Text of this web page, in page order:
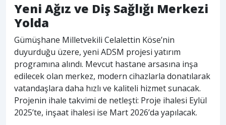
Yeni Ağız ve Diş Sağlığı Merkezi
Yolda
Gümüşhane Milletvekili Celalettin Köse’nin
duyurduğu üzere, yeni ADSM projesi yatırım
programına alındı. Mevcut hastane arsasına inşa
edilecek olan merkez, modern cihazlarla donatılarak
vatandaşlara daha hızlı ve kaliteli hizmet sunacak.
Projenin ihale takvimi de netleşti: Proje ihalesi Eylül
2025’te, inşaat ihalesi ise Mart 2026’da yapılacak.